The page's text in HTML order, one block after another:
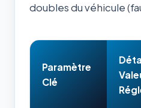
doubles du véhicule
Paramètre
Clé